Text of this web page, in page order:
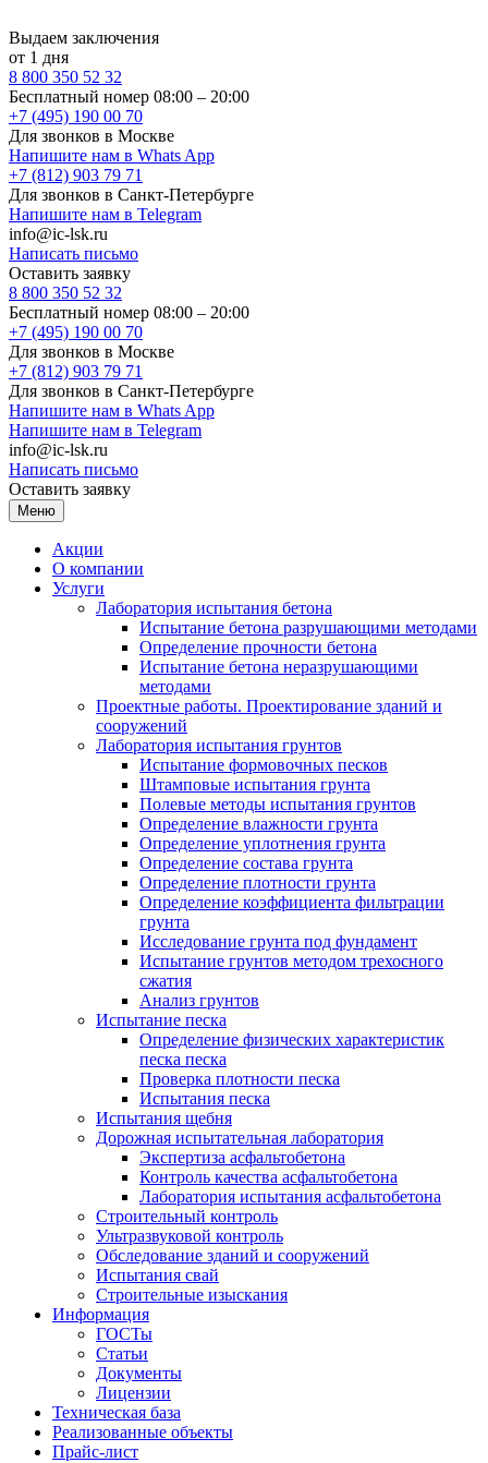
Выдаем заключения
от 1 дня
8 800 350 52 32
Бесплатный номер 08:00 – 20:00
+7 (495) 190 00 70
Для звонков в Москве
Напишите нам в Whats App
+7 (812) 903 79 71
Для звонков в Санкт-Петербурге
Напишите нам в Telegram
info@ic-lsk.ru
Написать письмо
Оставить заявку
8 800 350 52 32
Бесплатный номер 08:00 – 20:00
+7 (495) 190 00 70
Для звонков в Москве
+7 (812) 903 79 71
Для звонков в Санкт-Петербурге
Напишите нам в Whats App
Напишите нам в Telegram
info@ic-lsk.ru
Написать письмо
Оставить заявку
Меню
Акции
О компании
Услуги
Лаборатория испытания бетона
Испытание бетона разрушающими методами
Определение прочности бетона
Испытание бетона неразрушающими
методами
Проектные работы. Проектирование зданий и
сооружений
Лаборатория испытания грунтов
Испытание формовочных песков
Штамповые испытания грунта
Полевые методы испытания грунтов
Определение влажности грунта
Определение уплотнения грунта
Определение состава грунта
Определение плотности грунта
Определение коэффициента фильтрации
грунта
Исследование грунта под фундамент
Испытание грунтов методом трехосного
сжатия
Анализ грунтов
Испытание песка
Определение физических характеристик
песка песка
Проверка плотности песка
Испытания песка
Испытания щебня
Дорожная испытательная лаборатория
Экспертиза асфальтобетона
Контроль качества асфальтобетона
Лаборатория испытания асфальтобетона
Строительный контроль
Ультразвуковой контроль
Обследование зданий и сооружений
Испытания свай
Строительные изыскания
Информация
ГОСТы
Статьи
Документы
Лицензии
Техническая база
Реализованные объекты
Прайс-лист